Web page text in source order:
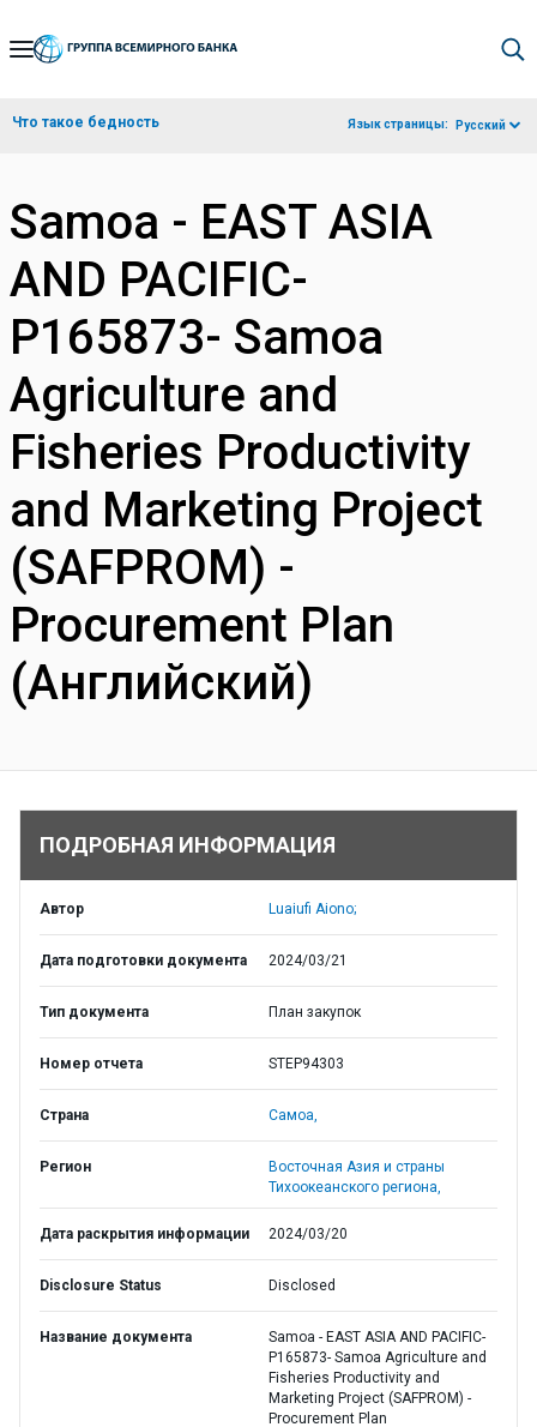
Skip
Navigation
Что такое бедность Язык страницы: Русский
Samoa - EAST ASIA
AND PACIFIC-
P165873- Samoa
Agriculture and
Fisheries Productivity
and Marketing Project
(SAFPROM) -
Procurement Plan
(Английский)
ПОДРОБНАЯ ИНФОРМАЦИЯ
Автор Luaiufi Aiono;
Дата подготовки документа 2024/03/21
Тип документа План закупок
Номер отчета STEP94303
Страна Самоа,
Регион
Восточная Азия и страны
Тихоокеанского региона,
Дата раскрытия информации 2024/03/20
Disclosure Status Disclosed
Название документа
Samoa - EAST ASIA AND PACIFIC-
P165873- Samoa Agriculture and
Fisheries Productivity and
Marketing Project (SAFPROM) -
Procurement Plan